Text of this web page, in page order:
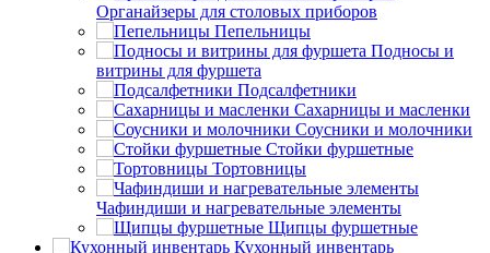
Органайзеры для столовых приборов
Пепельницы
Подносы и
витрины для фуршета
Подсалфетники
Сахарницы и масленки
Соусники и молочники
Стойки фуршетные
Тортовницы
Чафиндиши и нагревательные элементы
Щипцы фуршетные
Кухонный инвентарь